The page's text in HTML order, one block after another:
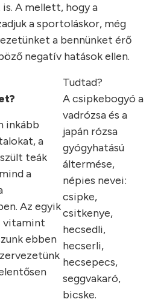
A mellett, hogy a
a sportoláskor, még
a bennünket érő
negatív hatások ellen.
Tudtad?
A csipkebogyó a
vadrózsa és a
japán rózsa
gyógyhatású
áltermése,
népies nevei:
csipke,
csitkenye,
hecsedli,
hecserli,
hecsepecs,
seggvakaró,
bicske.
inkább
a
teák
a
Az egyik
vitamint
ebben